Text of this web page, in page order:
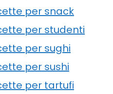
per snack
per studenti
per sughi
per sushi
per tartufi